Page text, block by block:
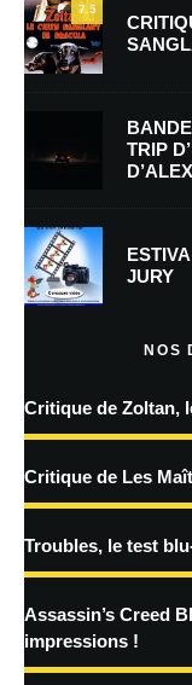
E-mail*
Enregistrer mon
Prévenez-moi de tous
Prévenez-moi de tous
traitées
7.5
TRIP
JURY
NOS
Critique de Zoltan,
Critique de Les
Troubles, le test
Assassin’s Creed
impressions !